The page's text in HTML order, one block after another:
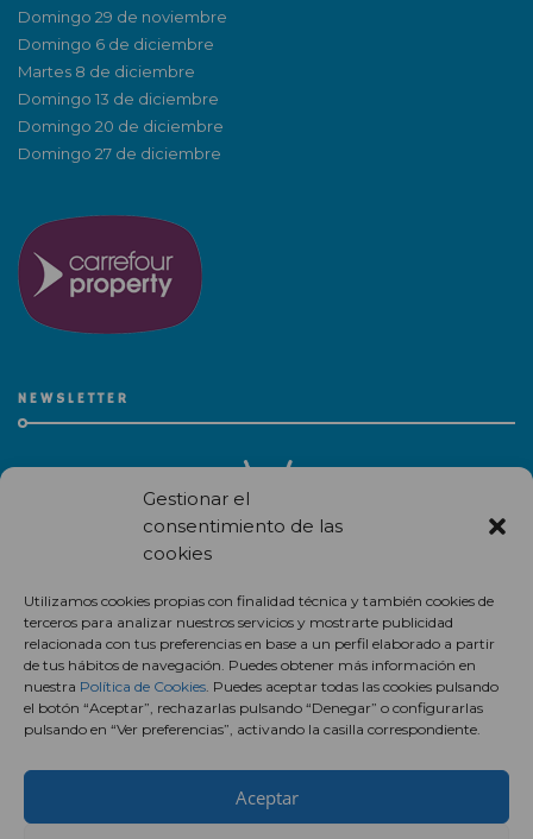
Gestionar el
consentimiento de las
cookies
Utilizamos cookies propias con finalidad técnica y también cookies de
terceros para analizar nuestros servicios y mostrarte publicidad
relacionada con tus preferencias en base a un perfil elaborado a partir
de tus hábitos de navegación. Puedes obtener más información en
nuestra Política de Cookies. Puedes aceptar todas las cookies pulsando
el botón “Aceptar”, rechazarlas pulsando “Denegar” o configurarlas
pulsando en “Ver preferencias”, activando la casilla correspondiente.
Aceptar
Domingo 29 de noviembre
Domingo 6 de diciembre
Martes 8 de diciembre
Domingo 13 de diciembre
Domingo 20 de diciembre
Domingo 27 de diciembre
NEWSLETTER
centro comercial.
Suscríbete